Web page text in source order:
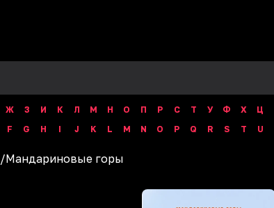
Ж З И К Л М Н О П Р С Т У Ф Х Ц
F G H I J K L M N O P Q R S T U
/Мандариновые горы